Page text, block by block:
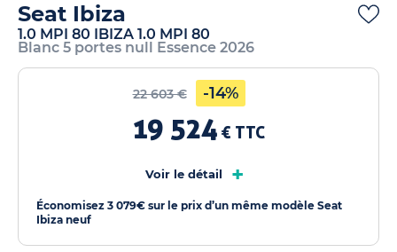
Seat Ibiza
1.0 MPI 80 IBIZA 1.0 MPI 80
Blanc 5 portes null Essence 2026
22 603 € -14%
19 524 € TTC
Voir le détail +
Économisez 3 079€ sur le prix d’un même modèle Seat
Ibiza neuf